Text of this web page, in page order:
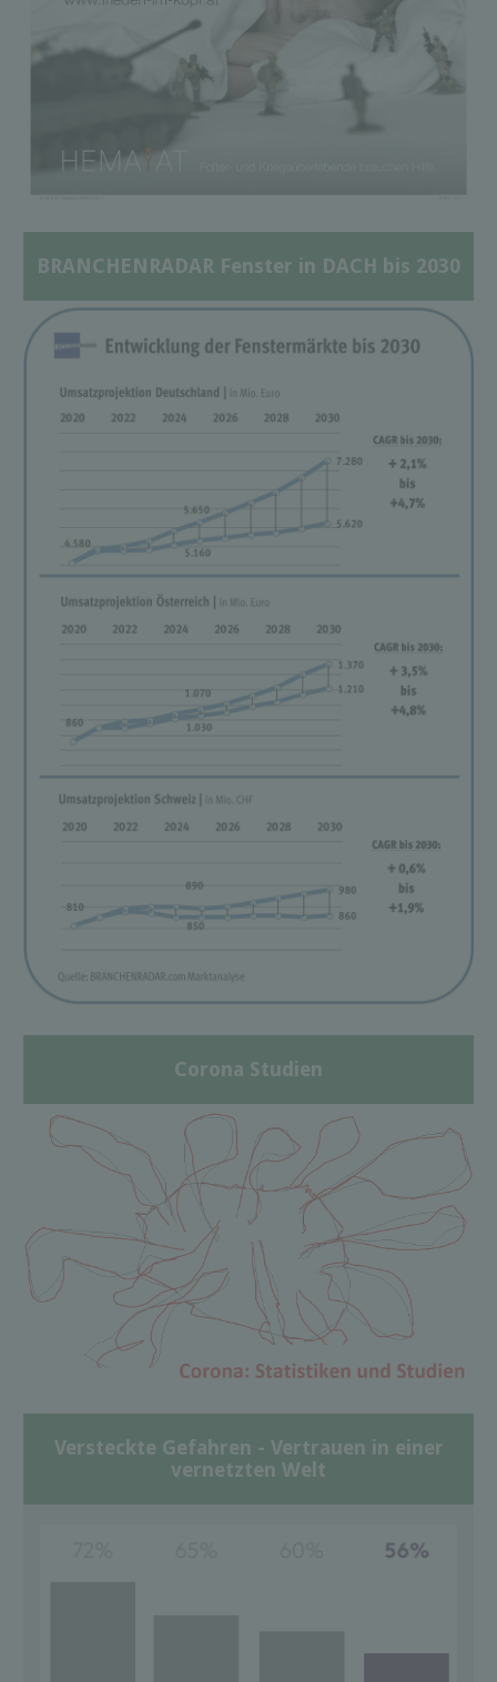
BRANCHENRADAR Fenster in DACH bis 2030
Corona Studien
Versteckte Gefahren - Vertrauen in einer
vernetzten Welt